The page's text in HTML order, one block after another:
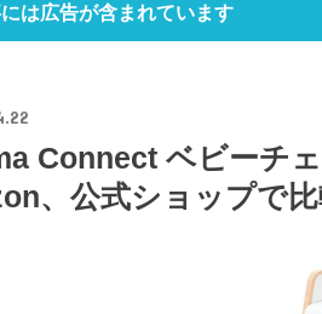
は広告が含まれています
Connect ベビーチ
、公式ショップで比